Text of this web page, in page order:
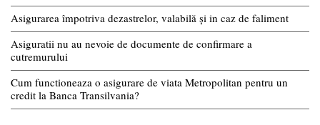
Asigurarea împotriva dezastrelor, valabilă și in caz de faliment
Asiguratii nu au nevoie de documente de confirmare a
cutremurului
Cum functioneaza o asigurare de viata Metropolitan pentru un
credit la Banca Transilvania?